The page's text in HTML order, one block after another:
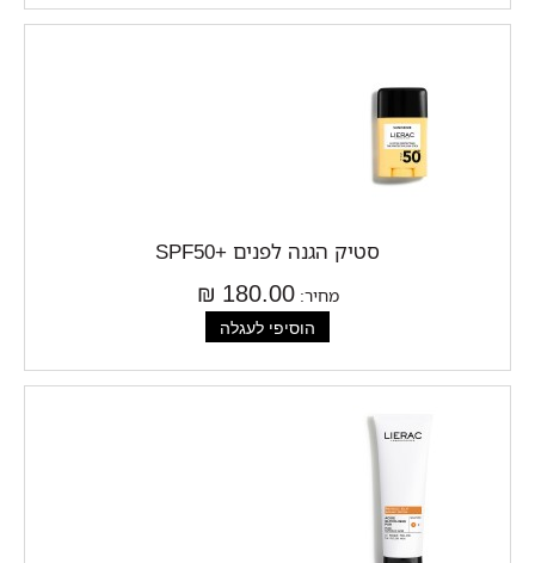
סטיק הגנה לפנים +SPF50
מחיר:180.00 ₪